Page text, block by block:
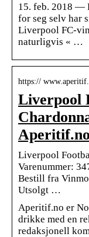
15. feb. 2018 —
for seg selv har
Liverpool FC-
naturligvis « …
https://
Liverpool
Aperitif.no
Liverpool
Varenummer:
Bestill fra
Utsolgt …
Aperitif.no er
drikke med en
redaksjonell